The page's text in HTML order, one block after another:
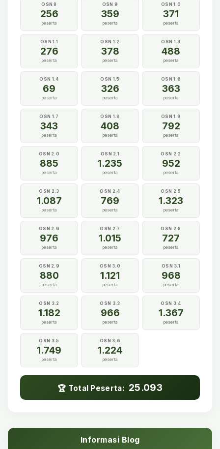
OSN 8
256
peserta
OSN 9
359
peserta
OSN 1.0
371
peserta
OSN 1.1
276
peserta
OSN 1.2
378
peserta
OSN 1.3
488
peserta
OSN 1.4
69
peserta
OSN 1.5
326
peserta
OSN 1.6
363
peserta
OSN 1.7
343
peserta
OSN 1.8
408
peserta
OSN 1.9
792
peserta
OSN 2.0
885
peserta
OSN 2.1
1.235
peserta
OSN 2.2
952
peserta
OSN 2.3
1.087
peserta
OSN 2.4
769
peserta
OSN 2.5
1.323
peserta
OSN 2.6
976
peserta
OSN 2.7
1.015
peserta
OSN 2.8
727
peserta
OSN 2.9
880
peserta
OSN 3.0
1.121
peserta
OSN 3.1
968
peserta
OSN 3.2
1.182
peserta
OSN 3.3
966
peserta
OSN 3.4
1.367
peserta
OSN 3.5
1.749
peserta
OSN 3.6
1.224
peserta
🏆 Total Peserta: 25.093
Informasi Blog